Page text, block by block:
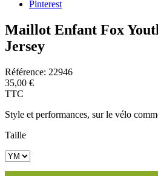
Pinterest
Maillot Enfant Fox
Jersey
Référence: 22946
35,00 €
TTC
Style et performances, sur le vélo
Taille